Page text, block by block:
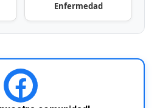
Enfermedad